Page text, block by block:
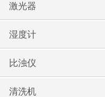
激光器
湿度计
比浊仪
清洗机